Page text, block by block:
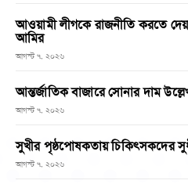
আওয়ামী লীগকে রাজনীতি করতে
আমির
আগস্ট ৭, ২০২৬
আন্তর্জাতিক বাজারে সোনার দাম
আগস্ট ৭, ২০২৬
সুখীর পৃষ্ঠপোষকতায় চিকিৎসকদের
আগস্ট ৭, ২০২৬